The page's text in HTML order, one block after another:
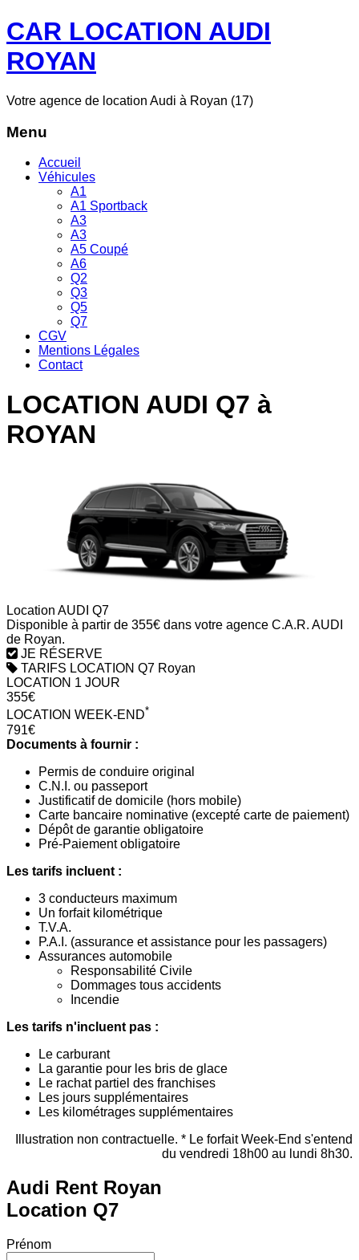
CAR LOCATION AUDI
ROYAN
Votre agence de location Audi à Royan (17)
Menu
Accueil
Véhicules
A1
A1 Sportback
A3
A3
A5 Coupé
A6
Q2
Q3
Q5
Q7
CGV
Mentions Légales
Contact
LOCATION AUDI Q7 à
ROYAN
Location AUDI Q7
Disponible à partir de 355€ dans votre agence C.A.R. AUDI
de Royan.
JE RÉSERVE
TARIFS LOCATION Q7 Royan
LOCATION 1 JOUR
355€
LOCATION WEEK-END*
791€
Documents à fournir :
Permis de conduire original
C.N.I. ou passeport
Justificatif de domicile (hors mobile)
Carte bancaire nominative (excepté carte de paiement)
Dépôt de garantie obligatoire
Pré-Paiement obligatoire
Les tarifs incluent :
3 conducteurs maximum
Un forfait kilométrique
T.V.A.
P.A.I. (assurance et assistance pour les passagers)
Assurances automobile
Responsabilité Civile
Dommages tous accidents
Incendie
Les tarifs n'incluent pas :
Le carburant
La garantie pour les bris de glace
Le rachat partiel des franchises
Les jours supplémentaires
Les kilométrages supplémentaires
Illustration non contractuelle. * Le forfait Week-End s'entend
du vendredi 18h00 au lundi 8h30.
Audi Rent Royan
Location Q7
Prénom